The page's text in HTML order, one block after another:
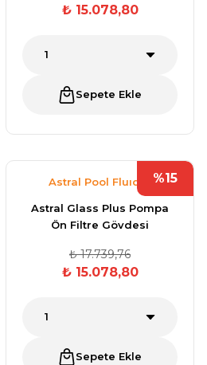
₺ 15.078,80
Sepete Ekle
%15
Astral Pool Fluıdra
Astral Glass Plus Pompa
Ön Filtre Gövdesi
₺ 17.739,76
₺ 15.078,80
Sepete Ekle